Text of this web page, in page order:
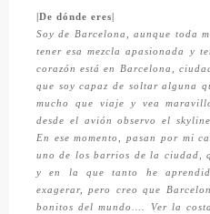
|De dónde eres|
Soy de Barcelona, aunque toda
tener esa mezcla apasionada y
corazón está en Barcelona,
que soy capaz de soltar alguna
mucho que viaje y vea
desde el avión observo el
En ese momento, pasan por mi
uno de los barrios de la ciudad,
y en la que tanto he
exagerar, pero creo que
bonitos del mundo…. Ver la